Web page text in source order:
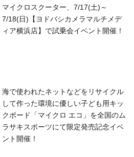
​​マイクロスクーター、7/17(土)～
7/18(日)【ヨドバシカメラマルチメデ
ィア横浜店】で試乗会イベント開催！
海で使われたネットなどをリサイクル
して作った環境に優しい子ども用キッ
クボード「マイクロ エコ」を全国のム
ラサキスポーツにて限定発売記念イベ
ント開催！